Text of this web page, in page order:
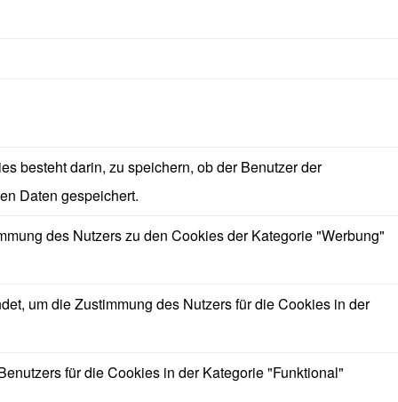
besteht darin, zu speichern, ob der Benutzer der
Daten gespeichert.
des Nutzers zu den Cookies der Kategorie "Werbung"
um die Zustimmung des Nutzers für die Cookies in der
für die Cookies in der Kategorie "Funktional"